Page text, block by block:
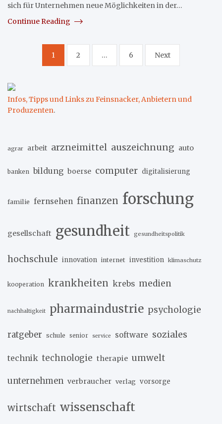
sich für Unternehmen neue Möglichkeiten in der…
Continue Reading
Seitennummerierung
Beiträge
1 2 … 6 Next
Infos, Tipps und Links zu Feinsnacker, Anbietern und
Produzenten.
agrar arbeit arzneimittel auszeichnung auto
banken bildung boerse computer digitalisierung
familie fernsehen finanzen forschung
gesellschaft gesundheit gesundheitspolitik
hochschule innovation internet investition klimaschutz
kooperation krankheiten krebs medien
nachhaltigkeit pharmaindustrie psychologie
ratgeber schule senior service software soziales
technik technologie therapie umwelt
unternehmen verbraucher verlag vorsorge
wirtschaft wissenschaft